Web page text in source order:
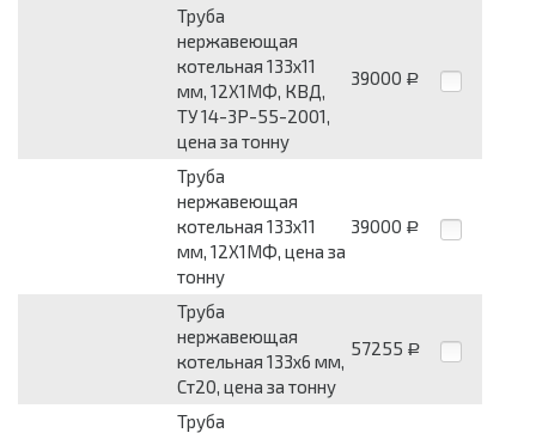
Труба
нержавеющая
котельная 133х11
мм, 12Х1МФ, КВД,
ТУ 14-3Р-55-2001,
цена за тонну
39000 Р
Труба
нержавеющая
котельная 133х11
мм, 12Х1МФ, цена за
тонну
39000 Р
Труба
нержавеющая
котельная 133х6 мм,
Ст20, цена за тонну
57255 Р
Труба